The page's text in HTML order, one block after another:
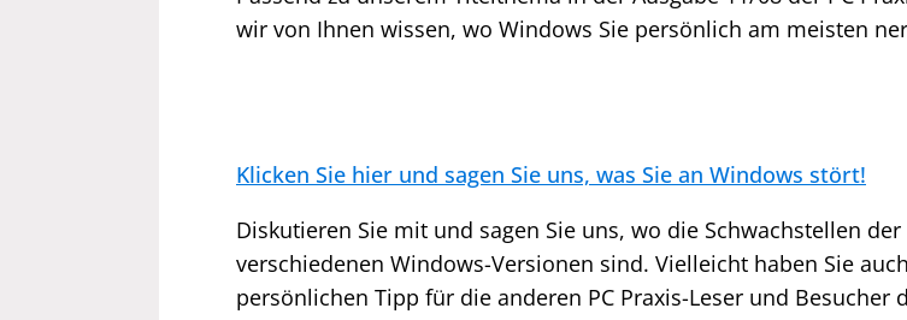
wir von Ihnen wissen, wo Windows Sie persönlich am meisten
Klicken Sie hier und sagen Sie uns, was Sie an Windows stört!
Diskutieren Sie mit und sagen Sie uns, wo die Schwachstellen der
verschiedenen Windows-Versionen sind. Vielleicht haben Sie
persönlichen Tipp für die anderen PC Praxis-Leser und Besucher